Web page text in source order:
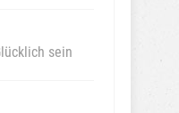
sein